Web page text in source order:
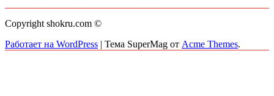
Copyright shokru.com ©
Работает на WordPress | Тема SuperMag от Acme Themes.